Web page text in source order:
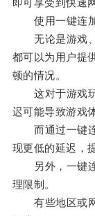
即可享受到快速
使用一键连加
无论是游戏、
都可以为用户提
顿的情况。
这对于游戏玩
迟可能导致游戏
而通过一键连
现更低的延迟，
另外，一键连
理限制。
有些地区或网